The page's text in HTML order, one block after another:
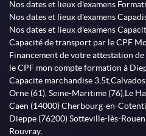
Nos dates et lieux d'examens
Nos dates et lieux d'examens
Nos dates et lieux d'examens
Capacité de transport par le CPF
Financement de votre attestation
le CPF mon compte formation à
Capacite marchandise
Orne (61), Seine-Maritime (76),Le
Caen (14000) Cherbourg-en-
Dieppe (76200) Sotteville-lès-
Rouvray,